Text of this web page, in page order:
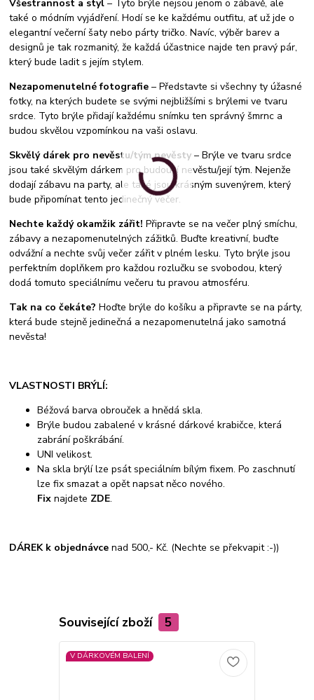
Všestrannost a styl – Tyto brýle nejsou jenom o zábavě, ale
také o módním vyjádření. Hodí se ke každému outfitu, ať už jde o
elegantní večerní šaty nebo párty tričko. Navíc, výběr barev a
designů je tak rozmanitý, že každá účastnice najde ten pravý pár,
který bude ladit s jejím stylem.
Nezapomenutelné fotografie – Představte si všechny ty úžasné
fotky, na kterých budete se svými nejbližšími s brýlemi ve tvaru
srdce. Tyto brýle přidají každému snímku ten správný šmrnc a
budou skvělou vzpomínkou na vaši oslavu.
Skvělý dárek pro nevěstu/tým nevěsty – Brýle ve tvaru srdce
jsou také skvělým dárkem pro budoucí nevěstu/její tým. Nejenže
dodají zábavu na party, ale také jsou krásným suvenýrem, který
bude připomínat tento jedinečný večer.
Nechte každý okamžik zářit! Připravte se na večer plný smíchu,
zábavy a nezapomenutelných zážitků. Buďte kreativní, buďte
odvážní a nechte svůj večer zářit v plném lesku. Tyto brýle jsou
perfektním doplňkem pro každou rozlučku se svobodou, který
dodá tomuto speciálnímu večeru tu pravou atmosféru.
Tak na co čekáte? Hoďte brýle do košíku a připravte se na párty,
která bude stejně jedinečná a nezapomenutelná jako samotná
nevěsta!
VLASTNOSTI BRÝLÍ:
Béžová barva obrouček a hnědá skla.
Brýle budou zabalené v krásné dárkové krabičce, která
zabrání poškrábání.
UNI velikost.
Na skla brýlí lze psát speciálním bílým fixem. Po zaschnutí
lze fix smazat a opět napsat něco nového.
Fixnajdete ZDE.
DÁREK k objednávcenad 500,- Kč. (Nechte se překvapit :-))
Související zboží 5
V DÁRKOVÉM BALENÍ